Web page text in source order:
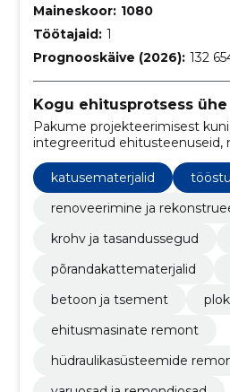
Maineskoor: 1080
Töötajaid: 1
Prognooskäive (2026): 132
Kogu ehitusprotsess
Pakume projekteerimisest
integreeritud ehitusteenuseid,
kiirendavad töid ja tagavad
katusematerjalid
renoveerimine ja
krohv ja tasandussegud
põrandakattematerjalid
betoon ja tsement
ehitusmasinate remont
hüdraulikasüsteemide